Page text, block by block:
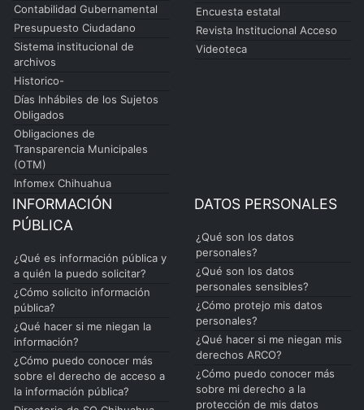
Contabilidad Gubernamental
Presupuesto Ciudadano
Sistema institucional de
archivos
Historico-
Días Inhábiles de los Sujetos
Obligados
Obligaciones de
Transparencia Municipales
(OTM)
Infomex Chihuahua
Encuesta estatal
Revista Institucional Acceso
Videoteca
INFORMACIÓN
PÚBLICA
¿Qué es información pública y
a quién la puedo solicitar?
¿Cómo solicito información
pública?
¿Qué hacer si me niegan la
información?
¿Cómo puedo conocer más
sobre el derecho de acceso a
la información pública?
DATOS PERSONALES
¿Qué son los datos
personales?
¿Qué son los datos
personales sensibles?
¿Cómo protejo mis datos
personales?
¿Qué hacer si me niegan mis
derechos ARCO?
¿Cómo puedo conocer más
sobre mi derecho a la
protección de mis datos